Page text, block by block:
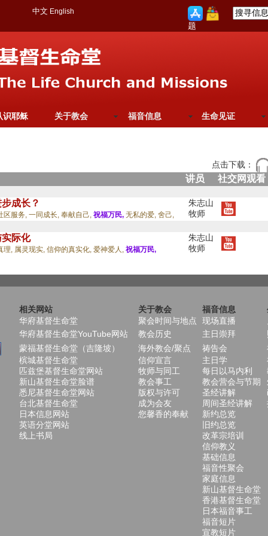
中文 English
题
识耶稣 关于教会 福音信息 生命见证
点击下载：
讲员 社交网观看
成长？
区服务, 一同成长, 奉献自己, 祝福万民, 无私的爱, 舍己,
朱志山
牧师
际化
理, 属灵现实, 信仰的真实化, 爱神爱人, 祝福万民,
朱志山
牧师
相关网站 关于教会 福音信息
华府基督生命堂
聚会时间与地点 现场直播
华府基督生命堂YouTube网站
教会历史 主日崇拜
蒙福基督生命堂（吉隆坡）
海外教会/聚点 祷告会
槟城基督生命堂
信仰宣言 主日学
匹兹堡基督生命堂网站
牧师与同工 每日以马内利
新山基督生命堂脸谱
教会事工 教会营会与节期
悉尼基督生命堂网站
版权与许可 圣经讲解
台北基督生命堂
成为会友 周间圣经讲解
日本信息网站
您馨香的奉献
新约总览
英语分堂网站
旧约总览
线上书局
改革宗培训
信仰教义
基础信息
福音性聚会
家庭信息
新山基督生命堂
香港基督生命堂
日本福音事工
福音短片
宣教短片